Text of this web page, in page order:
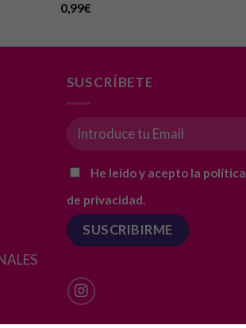
0,99€
SUSCRÍBETE
He leído y acepto la política
de privacidad.